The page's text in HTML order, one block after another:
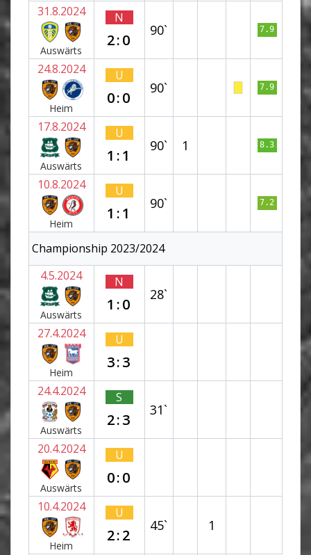
31.8.2024
Auswärts
N
2:0
90` 7.9
24.8.2024
Heim
U
0:0
90` 7.9
17.8.2024
Auswärts
U
1:1
90` 1 8.3
10.8.2024
Heim
U
1:1
90` 7.2
Championship 2023/2024
4.5.2024
Auswärts
N
1:0
28`
27.4.2024
Heim
U
3:3
24.4.2024
Auswärts
S
2:3
31`
20.4.2024
Auswärts
U
0:0
10.4.2024
Heim
U
2:2
45` 1